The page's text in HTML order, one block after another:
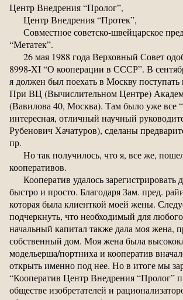
Центр Внедрения “Пролог”,
Центр Внедрения “Протек”,
Совместное советско-швейцарское
“Метатек”.
26 мая 1988 года Верховный Совет
8998-XI “О кооперации в СССР”. В
я должен был поехать в Москву поступать
При ВЦ (Вычислительном Центре)
(Вавилова 40, Москва). Там было уже все
интересная, отличный научный
Рубенович Хачатуров), сделаны
пр.
Но так получилось, что я, все же,
кооперативов.
Кооператив удалось зарегистрировать
быстро и просто. Благодаря Зам. пред.
которая была клиенткой моей жены.
подчеркнуть, что необходимый для
начальный капитал также дала моя жена,
собственный дом. Моя жена была
модельерша/портниха и кооператив
открыть именно под нее. Но в итоге мы
“Кооператив Центр Внедрения “Пролог”
обществе изобретателей и